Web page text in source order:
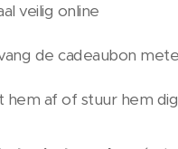
veilig online
de cadeaubon
hem af of stuur hem